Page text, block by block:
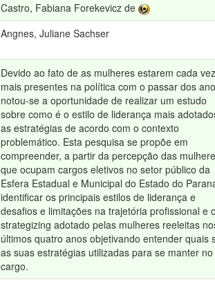
Castro, Fabiana Forekevicz de
Angnes, Juliane Sachser
Devido ao fato de as mulheres estarem cada vez
mais presentes na política com o passar dos
notou-se a oportunidade de realizar um estudo
sobre como é o estilo de liderança mais
as estratégias de acordo com o contexto
problemático. Esta pesquisa se propõe em
compreender, a partir da percepção das
que ocupam cargos eletivos no setor público da
Esfera Estadual e Municipal do Estado do
identificar os principais estilos de liderança e
desafios e limitações na trajetória profissional e
strategizing adotado pelas mulheres reeleitas
últimos quatro anos objetivando entender quais
as suas estratégias utilizadas para se manter no
cargo.